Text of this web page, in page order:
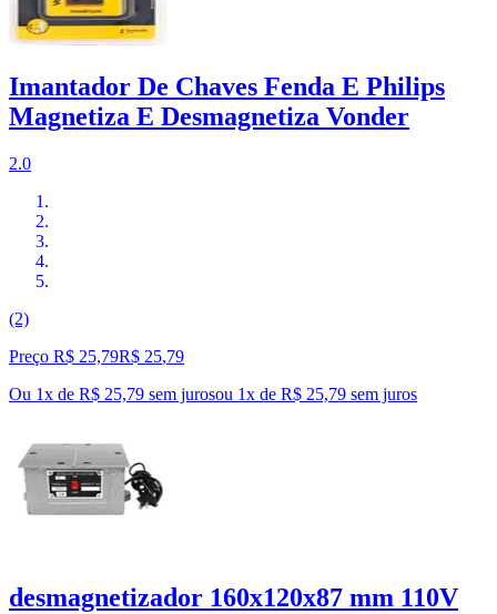
Imantador De Chaves Fenda E Philips
Magnetiza E Desmagnetiza Vonder
2.0
(2)
Preço R$ 25,79R$ 25,79
Ou 1x de R$ 25,79 sem jurosou 1x de R$ 25,79 sem juros
desmagnetizador 160x120x87 mm 110V